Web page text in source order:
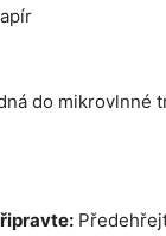
do mikrovlnné